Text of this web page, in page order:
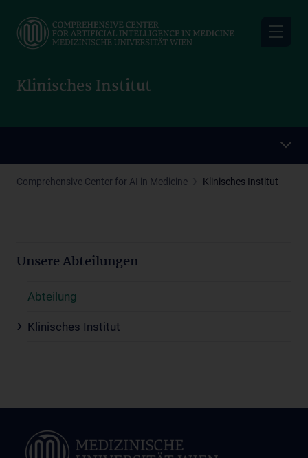
main
Klinisches Institut
Comprehensive Center for AI in Medicine Klinisches Institut
Unsere Abteilungen
Abteilung
Klinisches Institut